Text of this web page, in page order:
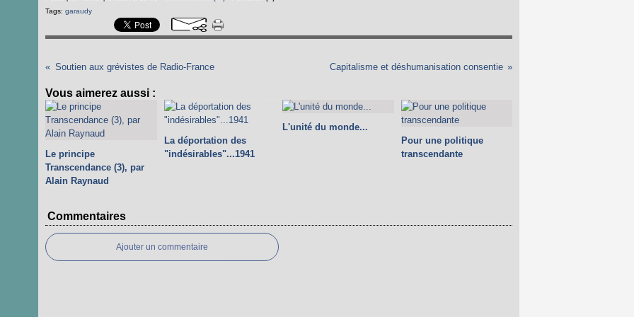
Tags: garaudy
Soutien aux grévistes de Radio-France Capitalisme et déshumanisation consentie
Vous aimerez aussi :
Le principe
Transcendance (3), par
Alain Raynaud
La déportation des
"indésirables"...1941
L'unité du monde...
Pour une politique
transcendante
Commentaires
Ajouter un commentaire